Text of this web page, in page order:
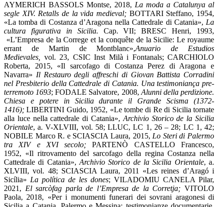
AYMERICH BASSOLS Montse, 2018, La moda a Catalunya al
segle XIV. Retalls de la vida medieval; BOTTARI Steffano, 1954,
«La tomba di Costanza d’Aragona nella Cattedrale di Catania», La
cultura figurativa in Sicilia. Cap. VII; BRESC Henri, 1993,
«L’Empresa de la Correge et la conquête de la Sicilie: Le royaume
errant de Martin de Montblanc»,Anuario de Estudios
Medievales, vol. 23, CSIC Inst Milà i Fontanals; CARCHIOLO
Roberta, 2015, «Il sarcofago di Costanza Perez di Aragona e
Navarra» Il Restauro degli affreschi di Giovan Battista Corradini
nel Presbiterio della Cattedrale di Catania. Una testimoniança pre-
terremoto 1693; FODALE Salvatore, 2008, Alunni della perdizione.
Chiesa e potere in Sicilia durante il Grande Scisma (1372-
1416); LIBERTINI Guido, 1952, «Le tombe di Re di Sicilia tornate
alla luce nella cattedrale di Catania», Archivio Storico de la Sicilia
Orientale, a. V-XLVIII, vol. 58; LLUC, LC 1, 26 – 28; LC 1, 42;
NOBILE Marco R. e SCIASCIA Laura, 2015, Lo Steri di Palermo
tra XIV e XVI secolo;PARTENÒ CASTELLO Francesco,
1952, «Il ritrovamento del sarcofago della regina Costanza nella
Cattedrale di Catania», Archivio Storico de la Sicilia Orientale, a.
XLVIII, vol. 48; SCIASCIA Laura, 2011 «Les reines d’Aragó i
Sicília» La política de les dones; VILADOMIU CANELA Pilar,
2021, El sarcòfag parla de l’Empresa de la Corretja;VITOLO
Paola, 2018, «Per i monumenti funerari dei sovrani aragonesi di